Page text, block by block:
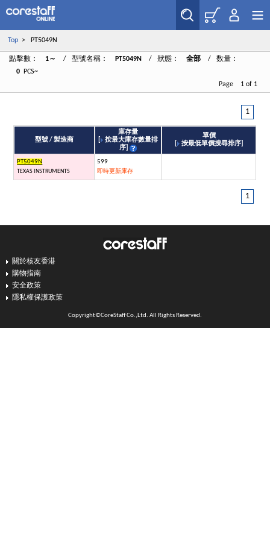
Top> PT5049N
點擊數： 1～ / 型號名稱： PT5049N / 狀態： 全部
/ 数量：
0
PCS~
Page 1 of 1
1
型號 / 製造商
庫存量
[
按最大庫存數量排
序
單價
按最低單價搜尋排序]
PT5049N
TEXAS INSTRUMENTS
599
即時更新庫存
1
關於核友香港
購物指南
安全政策
隱私權保護政策
Copyright©CoreStaff Co.,Ltd. All Rights Reserved.